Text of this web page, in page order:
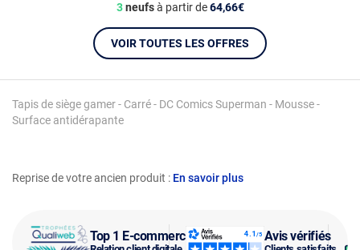
Top 1 E-commerce Avis vérifiés
Reprise de votre ancien produit : En savoir plus
Tapis de siège gamer - Carré - DC Comics Superman - Mousse -
Surface antidérapante
3neufsà partir de64,66€
VOIR TOUTES LES OFFRES